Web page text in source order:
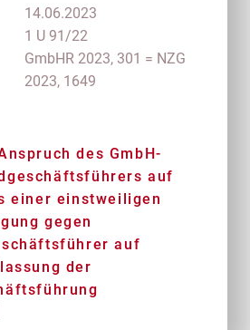
14.06.2023
1 U 91/22
GmbHR 2023, 301 = NZG
2023, 1649
des GmbH-
auf
einer einstweiligen
gegen
auf
der